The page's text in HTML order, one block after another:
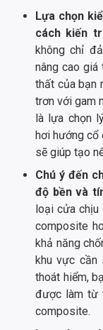
Lựa chọn
cách kiến
không chỉ
nâng cao giá
thất của bạn
trơn với gam
là lựa chọn
hơi hướng cổ
sẽ giúp tạo
Chú ý đến
độ bền và
loại cửa
composite
khả năng
khu vực cần
thoát hiểm,
được làm từ
composite.